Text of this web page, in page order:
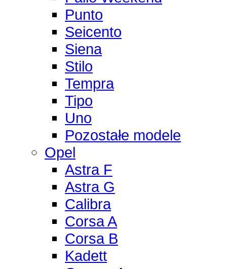
Punto
Seicento
Siena
Stilo
Tempra
Tipo
Uno
Pozostałe modele
Opel
Astra F
Astra G
Calibra
Corsa A
Corsa B
Kadett